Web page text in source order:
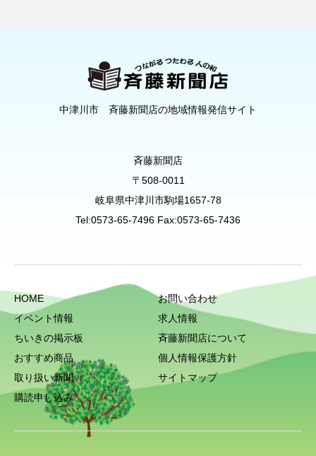
中津川市 斉藤新聞店の地域情報発信サイト
斉藤新聞店
〒508-0011
岐阜県中津川市駒場1657-78
Tel:0573-65-7496 Fax:0573-65-7436
HOME
イベント情報
ちいきの掲示板
おすすめ商品
取り扱い新聞
購読申し込み
お問い合わせ
求人情報
斉藤新聞店について
個人情報保護方針
サイトマップ